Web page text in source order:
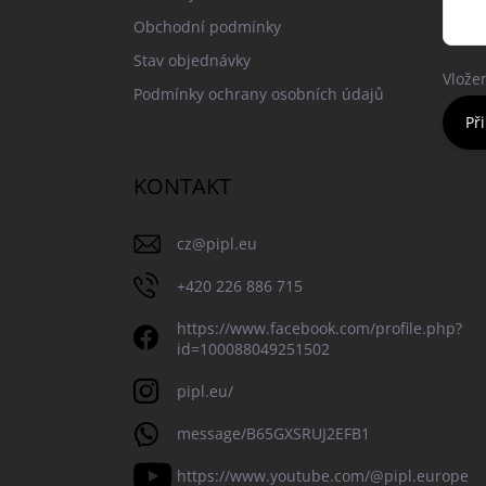
Obchodní podmínky
Stav objednávky
Podmínky ochrany osobních údajů
KONTAKT
cz@pipl.eu
+420 226 886 715
https://www.facebook.com/profile.php?
id=100088049251502
pipl.eu/
message/B65GXSRUJ2EFB1
https://www.youtube.com/@pipl.europe